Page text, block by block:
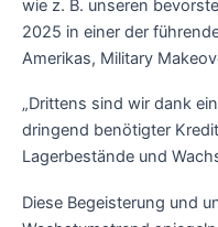
wie z. B. unseren
2025 in einer der
Amerikas, Military
„Drittens sind wir dank
dringend benötigter
Lagerbestände und
Diese Begeisterung und